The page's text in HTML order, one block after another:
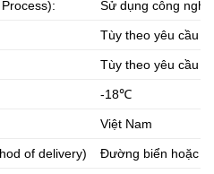
Sử dụng công
Tùy theo yêu cầu
Tùy theo yêu cầu
-18℃
Việt Nam
of delivery) Đường biển hoặc